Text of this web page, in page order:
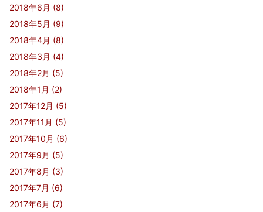
2018年6月 (8)
2018年5月 (9)
2018年4月 (8)
2018年3月 (4)
2018年2月 (5)
2018年1月 (2)
2017年12月 (5)
2017年11月 (5)
2017年10月 (6)
2017年9月 (5)
2017年8月 (3)
2017年7月 (6)
2017年6月 (7)